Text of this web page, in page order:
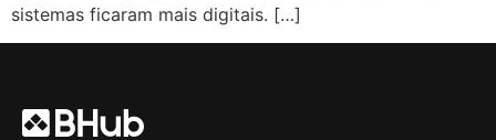
sistemas ficaram mais digitais. […]